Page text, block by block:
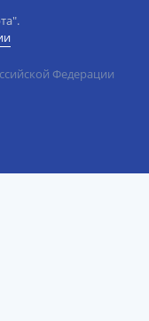
Федерации